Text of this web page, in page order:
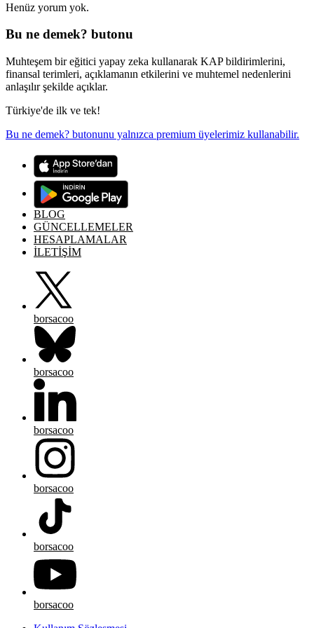
Henüz yorum yok.
Bu ne demek? butonu
Muhteşem bir eğitici yapay zeka kullanarak KAP bildirimlerini,
finansal terimleri, açıklamanın etkilerini ve muhtemel nedenlerini
anlaşılır şekilde açıklar.
Türkiye'de ilk ve tek!
Bu ne demek? butonunu yalnızca premium üyelerimiz kullanabilir.
BLOG
GÜNCELLEMELER
HESAPLAMALAR
İLETİŞİM
borsacoo
borsacoo
borsacoo
borsacoo
borsacoo
borsacoo